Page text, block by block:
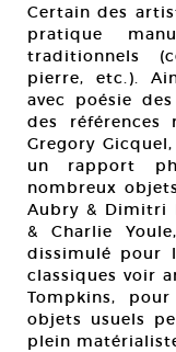
Certain des
pratique
traditionnels
pierre, etc.).
avec poésie
des références
Gregory
un rapport
nombreux
Aubry & Dimitri
& Charlie
dissimulé pour
classiques voir
Tompkins,
objets usuels
plein